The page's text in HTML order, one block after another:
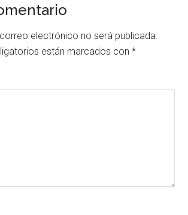
electrónico no será publicada.
están marcados con*